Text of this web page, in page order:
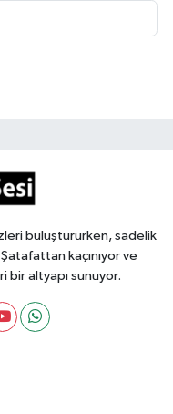
buluştururken, sadelik
kaçınıyor ve
bir altyapı sunuyor.